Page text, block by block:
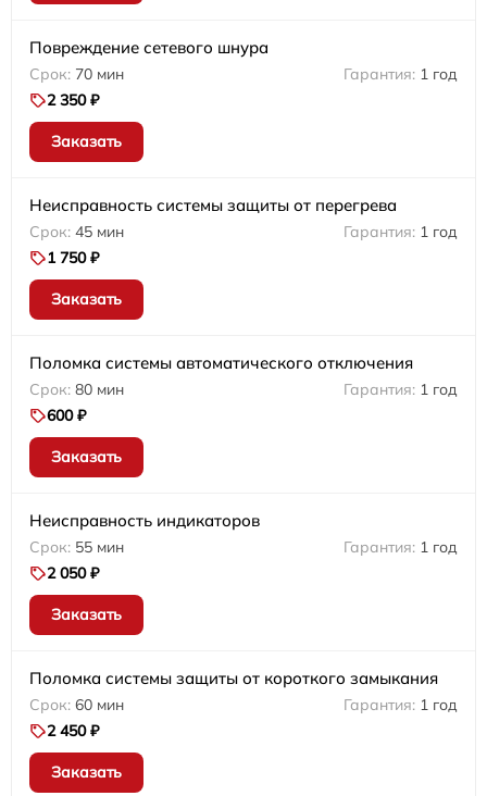
Повреждение сетевого шнура
70 мин
1 год
2 350 ₽
Заказать
Неисправность системы защиты от перегрева
45 мин
1 год
1 750 ₽
Заказать
Поломка системы автоматического отключения
80 мин
1 год
600 ₽
Заказать
Неисправность индикаторов
55 мин
1 год
2 050 ₽
Заказать
Поломка системы защиты от короткого замыкания
60 мин
1 год
2 450 ₽
Заказать